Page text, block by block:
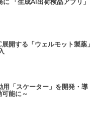
「生成AI出荷検品アプリ」
開する「ウェルモット製薬」
「スケーター」を開発・導
能に～